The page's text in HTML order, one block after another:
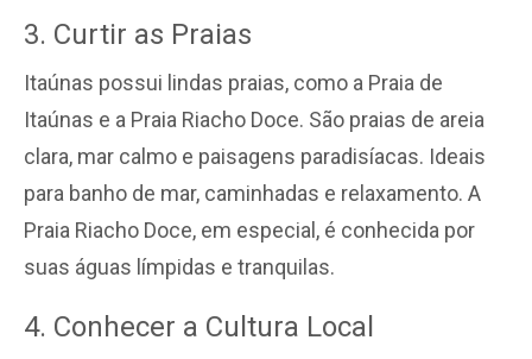
3. Curtir as Praias
Itaúnas possui lindas praias, como a Praia de
Itaúnas e a Praia Riacho Doce. São praias de areia
clara, mar calmo e paisagens paradisíacas. Ideais
para banho de mar, caminhadas e relaxamento. A
Praia Riacho Doce, em especial, é conhecida por
suas águas límpidas e tranquilas.
4. Conhecer a Cultura Local